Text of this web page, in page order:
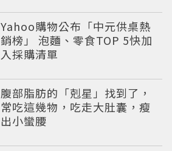
Yahoo購物公布「中元供桌熱
銷榜」 泡麵、零食TOP 5快加
入採購清單
腹部脂肪的「剋星」找到了，
常吃這幾物，吃走大肚囊，瘦
出小蠻腰